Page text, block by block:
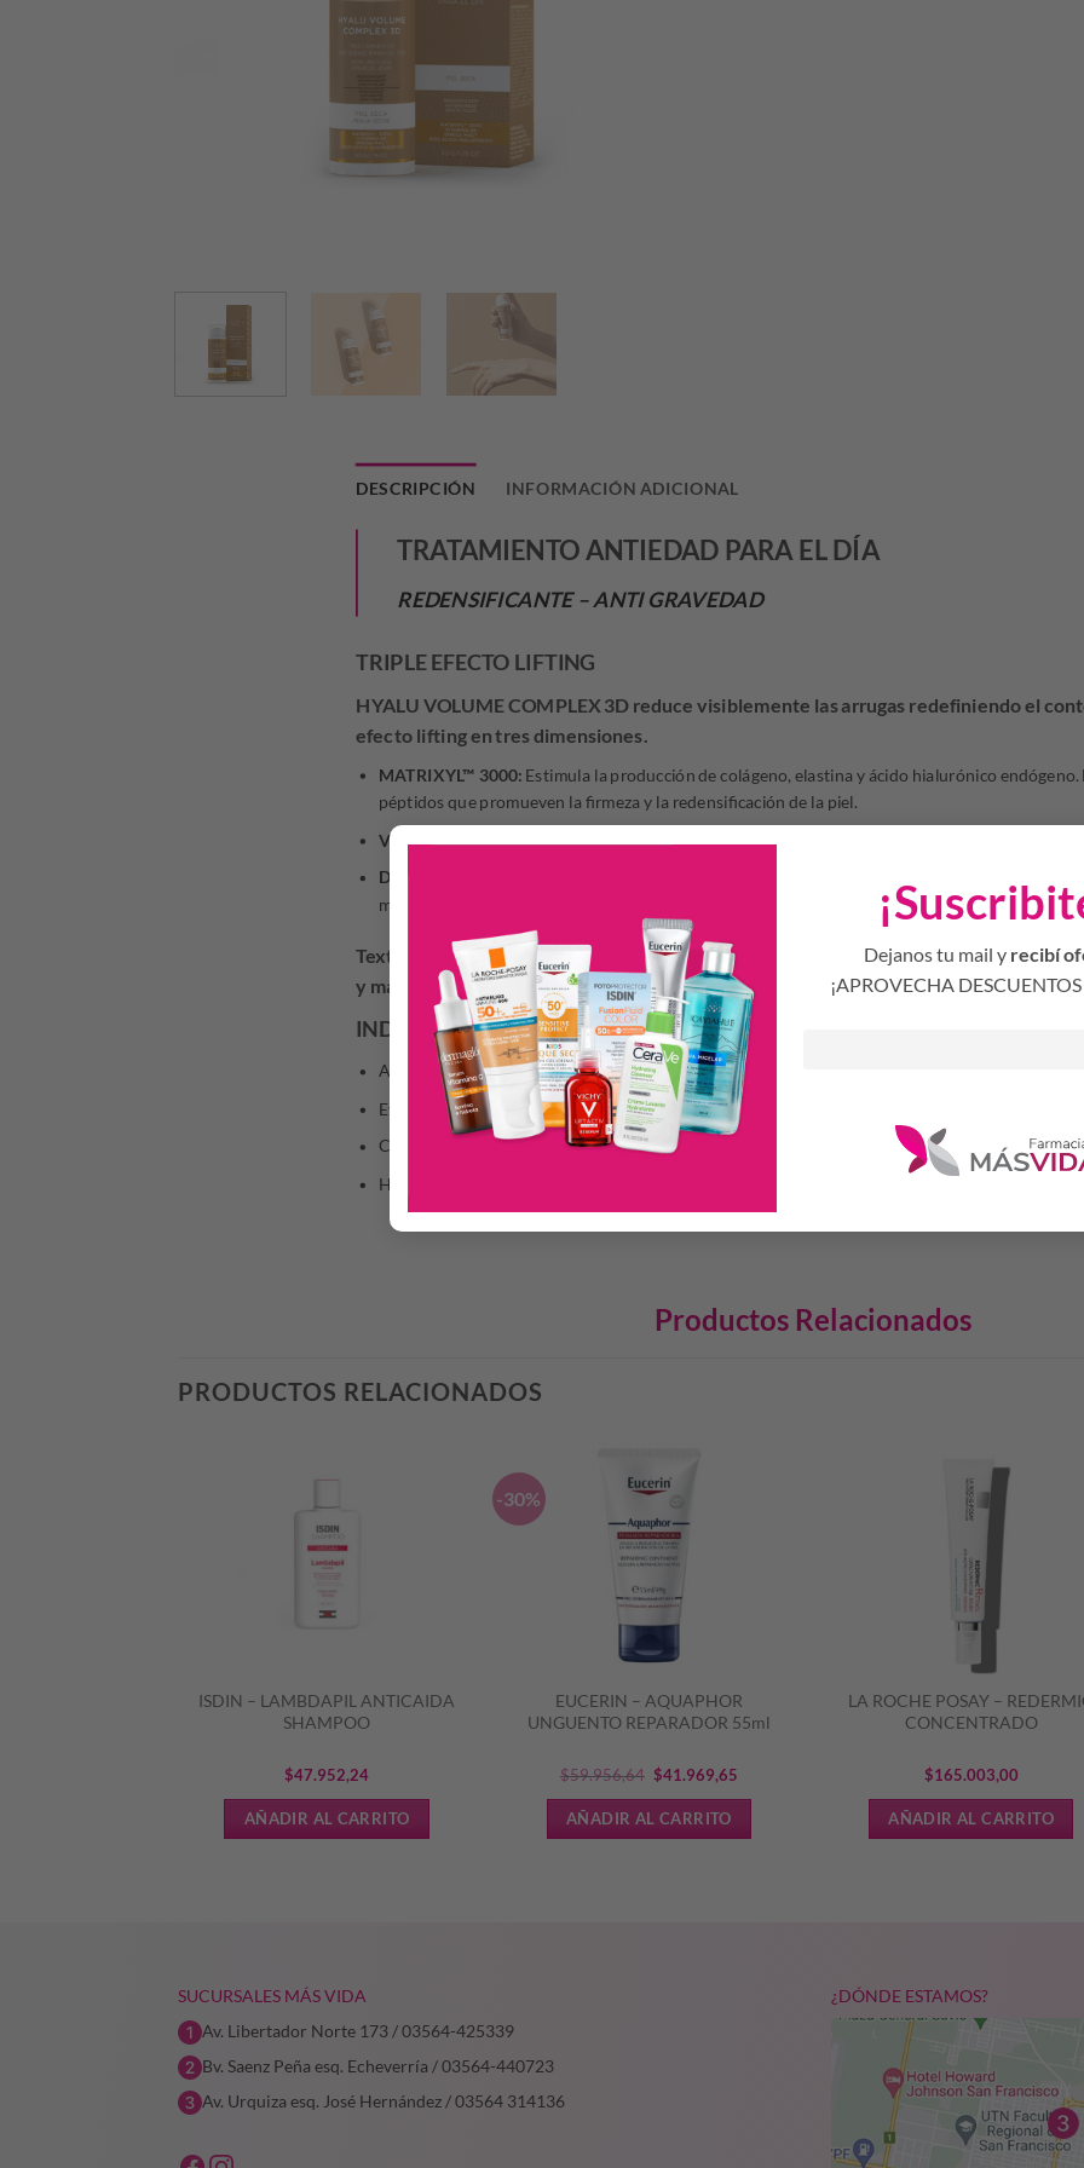
Dejanos tu mail y recibí
¡APROVECHA
DESCRIPCIÓN INFORMACIÓN ADICIONAL
TRATAMIENTO ANTIEDAD PARA EL DÍA
REDENSIFICANTE – ANTI GRAVEDAD
TRIPLE EFECTO LIFTING
HYALU VOLUME COMPLEX 3D reduce visiblemente las arrugas redefiniendo el
efecto lifting en tres dimensiones.
MATRIXYL™ 3000: Estimula la producción de colágeno, elastina y ácido hialurónico endógeno.
péptidos que promueven la firmeza y la redensificación de la piel.
VITAMINA B5:
Dúo de ácidos hialurónicos:
molecular para rellenar la piel tanto en la superficie como en la profundidad.
Textura enriquecida con OMEGA MAX™. No grasa ni pegajosa. Exclusivamente
y maduras. Con el uso regular, la piel del rostro lucirá radiante, rejuvenecida y
INDICACIONES
Aplicar por la mañana sobre la piel limpia del rostro, cuello y escote.
Evitar contorno de ojos.
Clínica y dermatológicamente testeado.
Hipoalergénico.
Productos Relacionados
PRODUCTOS RELACIONADOS
ISDIN – LAMBDAPIL ANTICAIDA
SHAMPOO
$47.952,24
AÑADIR AL CARRITO
-30%
EUCERIN – AQUAPHOR
UNGUENTO REPARADOR 55ml
$59.956,64 El
precio
$41.969,65El
precio
AÑADIR AL CARRITO
LA ROCHE POSAY –
CONCENTRADO
$165.003,00
AÑADIR AL CARRITO
SUCURSALES MÁS VIDA
Av. Libertador Norte 173 / 03564-425339
Bv. Saenz Peña esq. Echeverría / 03564-440723
Av. Urquiza esq. José Hernández / 03564 314136
¿DÓNDE ESTAMOS?